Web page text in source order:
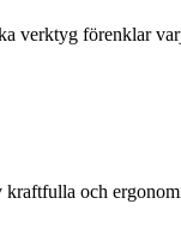
verktyg förenklar
och